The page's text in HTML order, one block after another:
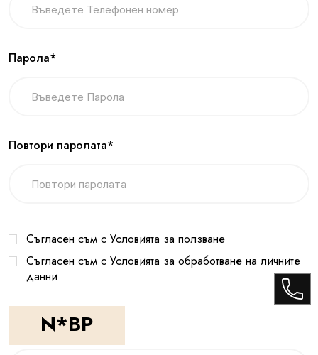
Парола*
Повтори паролата*
Съгласен съм с Условията за ползване
Съгласен съм с Условията за обработване на личните
данни
N*BP